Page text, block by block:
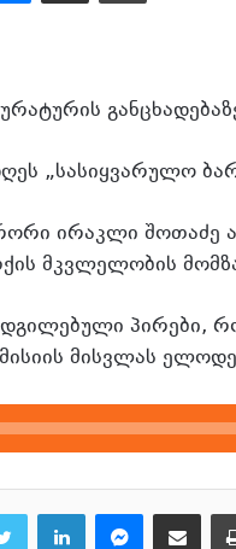
„სასიყვარულო
ირაკლი შოთაძე
მკვლელობის
პირები,
მისვლას